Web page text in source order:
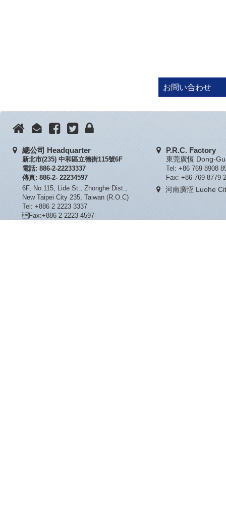
お問い合わせ
總公司 Headquarter
新北市(235) 中和區立德街115號6F
電話: 886-2-22233337
傳真: 886-2- 22234597
6F, No.115, Lide St., Zhonghe Dist.,
New Taipei City 235, Taiwan (R.O.C)
Tel: +886 2 2223 3337
Fax:+886 2 2223 4597
P.R.C. Factory
東莞廣恆 Dong-
Tel: +86 769 8908
Fax: +86 769 8779
河南廣恆 Luohe